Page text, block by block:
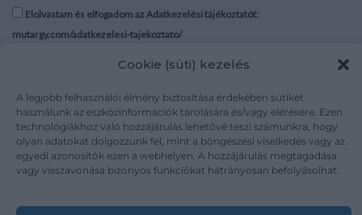
Cookie (süti) kezelés
A legjobb felhasználói élmény biztosítása érdekében sütiket
használunk az eszközinformációk tárolására és/vagy elérésére. Ezen
technológiákhoz való hozzájárulás lehetővé teszi számunkra, hogy
olyan adatokat dolgozzunk fel, mint a böngészési viselkedés vagy az
egyedi azonosítók ezen a webhelyen. A hozzájárulás megtagadása
vagy visszavonása bizonyos funkciókat hátrányosan befolyásolhat.
Elolvastam és elfogadom az Adatkezelési tájékoztatót:
mutargy.com/adatkezelesi-tajekoztato/
Médiaajánlat
Karrier
Kapcsolat
Áraink
ÁSZF
Adatvédelem
Impresszum